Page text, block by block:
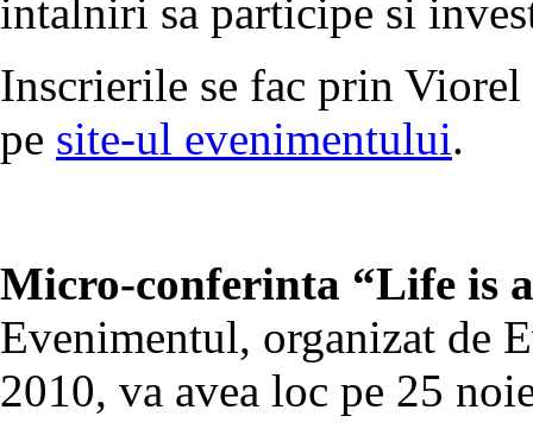
intalniri sa participe si
Inscrierile se fac prin Viorel
pe site-ul evenimentului.
Micro-conferinta “Life is
Evenimentul, organizat de
2010, va avea loc pe 25